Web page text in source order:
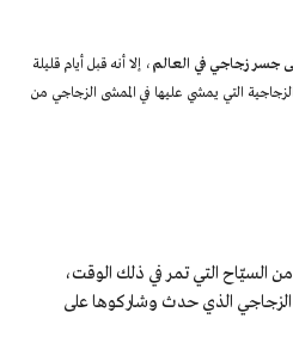
زجاجي في العالم، إلا أنه قبل أيام قليلة
التي يمشي عليها في الممشى الزجاجي من
التي تمر في ذلك الوقت،
الذي حدث وشاركوها على